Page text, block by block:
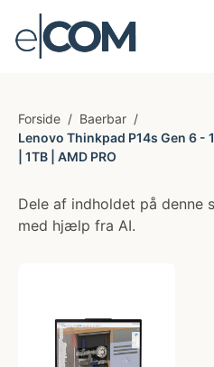
Forside / Baerbar /
Lenovo Thinkpad P14s Gen 6 -
| 1TB | AMD PRO
Dele af indholdet på denne
med hjælp fra AI.